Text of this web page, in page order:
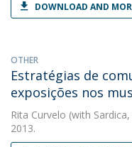
DOWNLOAD AND
OTHER
Estratégias de
exposições nos
Rita Curvelo (with
2013.